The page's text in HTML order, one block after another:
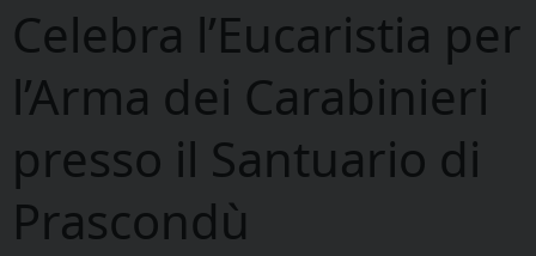
Celebra l’Eucaristia per
l’Arma dei Carabinieri
presso il Santuario di
Prascondù